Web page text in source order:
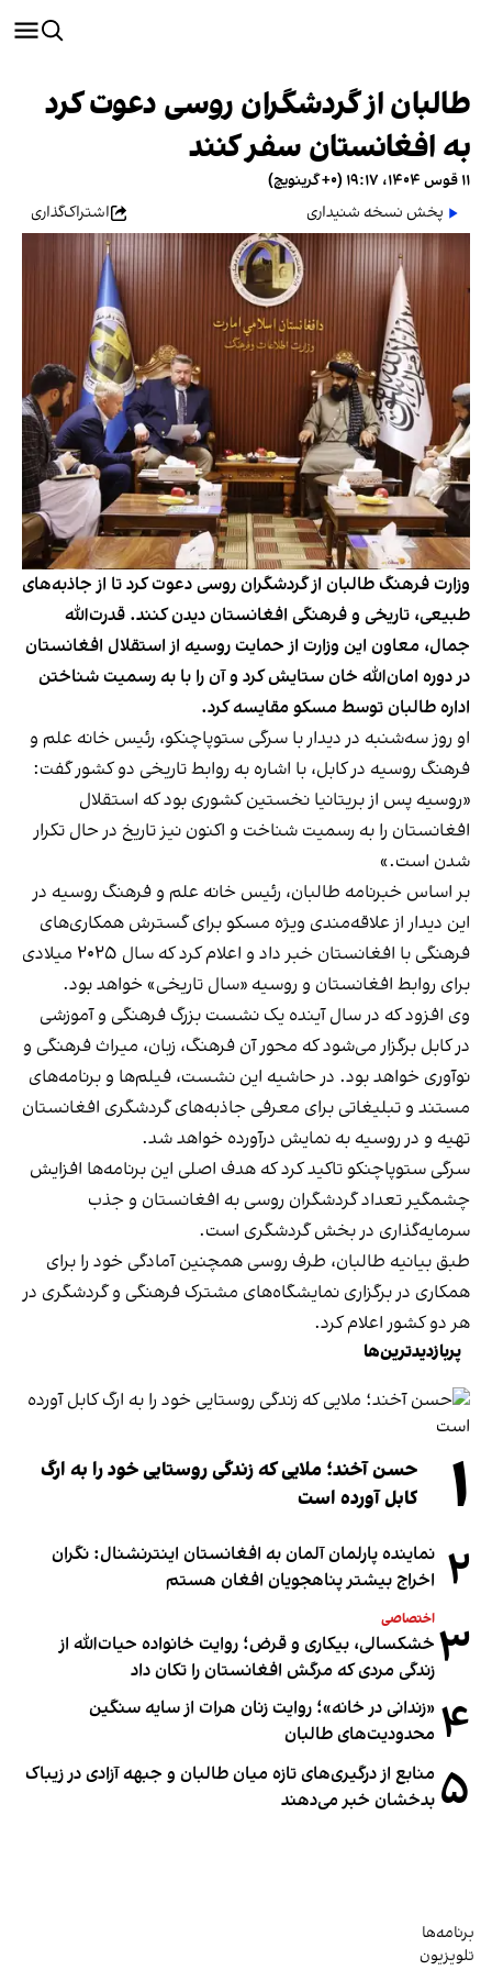
طالبان از گردشگران روسی دعوت کرد
به افغانستان سفر کنند
۱۱ قوس ۱۴۰۴، ۱۹:۱۷ (‎+۰ گرینویچ)
پخش نسخه شنیداری
اشتراک‌گذاری
وزارت فرهنگ طالبان از گردشگران روسی دعوت کرد تا از جاذبه‌های
طبیعی، تاریخی و فرهنگی افغانستان دیدن کنند. قدرت‌الله
جمال، معاون این وزارت از حمایت روسیه از استقلال افغانستان
در دوره امان‌الله خان ستایش کرد و آن را با به رسمیت شناختن
اداره طالبان توسط مسکو مقایسه کرد.
او روز سه‌شنبه در دیدار با سرگی ستوپاچنکو، رئیس خانه علم و
فرهنگ روسیه در کابل، با اشاره به روابط تاریخی دو کشور گفت:
«روسیه پس از بریتانیا نخستین کشوری بود که استقلال
افغانستان را به رسمیت شناخت و اکنون نیز تاریخ در حال تکرار
شدن است.»
بر اساس خبرنامه طالبان، رئیس خانه علم و فرهنگ روسیه در
این دیدار از علاقه‌مندی ویژه مسکو برای گسترش همکاری‌های
فرهنگی با افغانستان خبر داد و اعلام کرد که سال ۲۰۲۵ میلادی
برای روابط افغانستان و روسیه «سال تاریخی» خواهد بود.
وی افزود که در سال آینده یک نشست بزرگ فرهنگی و آموزشی
در کابل برگزار می‌شود که محور آن فرهنگ، زبان، میراث فرهنگی و
نوآوری خواهد بود. در حاشیه این نشست، فیلم‌ها و برنامه‌های
مستند و تبلیغاتی برای معرفی جاذبه‌های گردشگری افغانستان
تهیه و در روسیه به نمایش درآورده خواهد شد.
سرگی ستوپاچنکو تاکید کرد که هدف اصلی این برنامه‌ها افزایش
چشمگیر تعداد گردشگران روسی به افغانستان و جذب
سرمایه‌گذاری در بخش گردشگری است.
طبق بیانیه طالبان، طرف روسی همچنین آمادگی خود را برای
همکاری در برگزاری نمایشگاه‌های مشترک فرهنگی و گردشگری در
هر دو کشور اعلام کرد.
پربازدیدترین‌ها
۱
حسن آخند؛ ملایی که زندگی روستایی خود را به ارگ
کابل آورده است
۲ نماینده پارلمان آلمان به افغانستان اینترنشنال: نگران
اخراج بیشتر پناهجویان افغان هستم
۳ اختصاصی
خشکسالی، بیکاری و قرض؛ روایت خانواده حیات‌الله از
زندگی مردی که مرگش افغانستان را تکان داد
۴ «زندانی در خانه»؛ روایت زنان هرات از سایه سنگین
محدودیت‌های طالبان
۵ منابع از درگیری‌های تازه میان طالبان و جبهه آزادی در زیباک
بدخشان خبر می‌دهند
برنامه‌ها
تلویزیون